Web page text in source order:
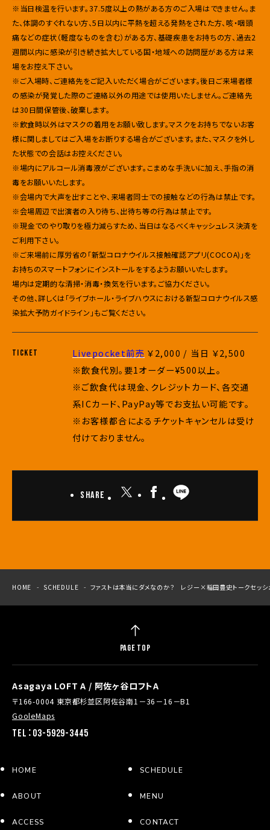
※当日検温を行います。37.5度以上の熱がある方のご入場はできません。ま
た、体調のすぐれない方、5日以内に平熱を超える発熱をされた方、咳・咽頭
痛などの症状（軽度なものを含む）がある方、基礎疾患をお持ちの方、過去2
週間以内に感染が引き続き拡大している国・地域への訪問歴がある方は来
場をお控え下さい。
※ご入場時、ご連絡先をご記入いただく場合がございます。後日ご来場者様
の感染が発覚した際のご連絡以外の用途では使用いたしません。ご連絡先
は30日間保管後、破棄します。
※飲食時以外はマスクの着用をお願い致します。マスクをお持ちでないお客
様に関しましてはご入場をお断りする場合がございます。また、マスクを外し
た状態での会話はお控えください。
※場内にアルコール消毒液がございます。こまめな手洗いに加え、手指の消
毒をお願いいたします。
※会場内で大声を出すことや、来場者同士での接触などの行為は禁止です。
※会場周辺で出演者の入り待ち、出待ち等の行為は禁止です。
※現金でのやり取りを極力減らすため、当日はなるべくキャッシュレス決済を
ご利用下さい。
※ご来場前に厚労省の「新型コロナウイルス接触確認アプリ(COCOA)」を
お持ちのスマートフォンにインストールをするようお願いいたします。
場内は定期的な清掃・消毒・換気を行います。ご協力ください。
その他、詳しくは「ライブホール・ライブハウスにおける新型コロナウイルス感
染拡大予防ガイドライン」もご覧ください。
TICKET Livepocket前売 ￥2,000 / 当日 ￥2,500
※飲食代別。要1オーダー¥500以上。
※ご飲食代は現金、クレジットカード、各交通
系ICカード、PayPay等でお支払い可能です。
※お客様都合によるチケットキャンセルは受け
付けておりません。
Share
HOME SCHEDULE ファストは本当にダメなのか？ レジー×稲田豊史トークセッシ
Asagaya LOFT A / 阿佐ヶ谷ロフトA
〒166-0004 東京都杉並区阿佐谷南1－36－16－B1
GooleMaps
TEL：03-5929-3445
HOME SCHEDULE
ABOUT MENU
ACCESS CONTACT
PAGE TOP